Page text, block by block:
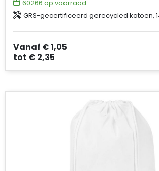
60266 op voorraad
GRS-gecertificeerd gerecycled katoen,
Vanaf € 1,05
tot € 2,35